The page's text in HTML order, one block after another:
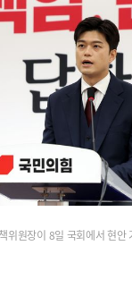
위원장이 8일 국회에서 현